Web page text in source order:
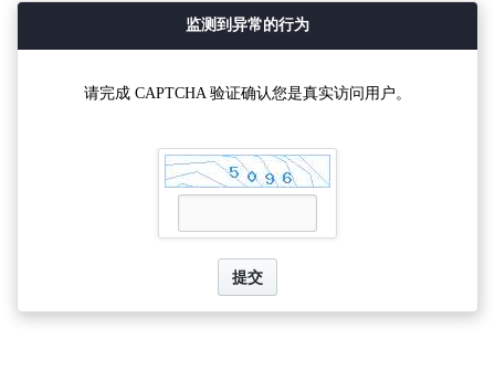
监测到异常的行为
请完成 CAPTCHA 验证确认您是真实访问用户。